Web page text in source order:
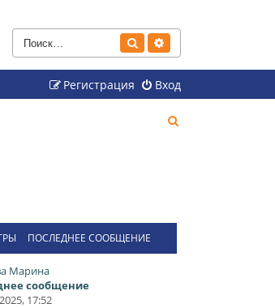
Поиск
Вход
Регистрация
ПОСЛЕДНЕЕ СООБЩЕНИЕ
Марина
сообщение
17:52